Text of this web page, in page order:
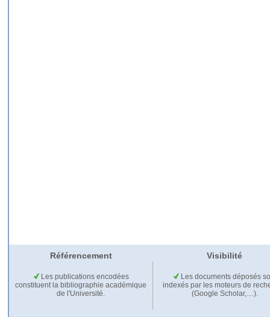
Référencement Visibilité
Les publications encodées
constituent la bibliographie académique
de l'Université.
Les documents déposés
indexés par les moteurs de
(Google Scholar,…).